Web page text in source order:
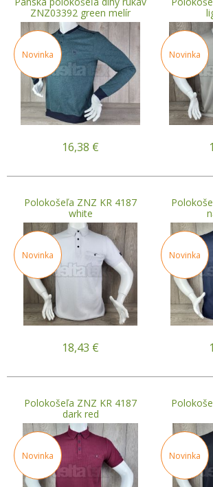
ZNZ03392 green melír
Novinka
16,38 €
Novinka
Polokošeľa ZNZ KR 4187
white
Novinka
18,43 €
Novinka
Polokošeľa ZNZ KR 4187
dark red
Novinka Novinka